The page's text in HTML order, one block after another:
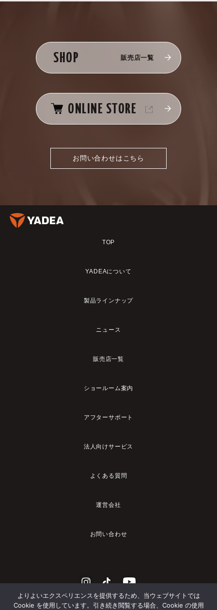
SHOP 販売店一覧
ONLINE STORE
お問い合わせはこちら
TOP
YADEAについて
製品ラインナップ
ニュース
販売店一覧
ショールーム案内
アフターサポート
法人向けサービス
よくある質問
運営会社
お問い合わせ
よりよいエクスペリエンスを提供するため、当ウェブサイトでは
Cookie を使用しています。引き続き閲覧する場合、Cookie の使用